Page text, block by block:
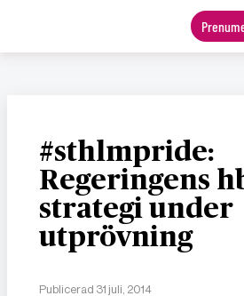
#sthlmpride:
Regeringens
strategi under
utprövning
Publicerad 31 juli, 2014